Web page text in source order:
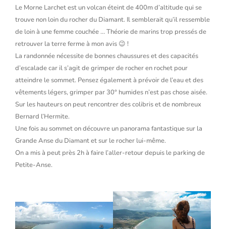
Le Morne Larchet est un volcan éteint de 400m d’altitude qui se
trouve non loin du rocher du Diamant. Il semblerait qu’il ressemble
de loin à une femme couchée … Théorie de marins trop pressés de
retrouver la terre ferme à mon avis 😉 !
La randonnée nécessite de bonnes chaussures et des capacités
d’escalade car il s’agit de grimper de rocher en rochet pour
atteindre le sommet. Pensez également à prévoir de l’eau et des
vêtements légers, grimper par 30° humides n’est pas chose aisée.
Sur les hauteurs on peut rencontrer des colibris et de nombreux
Bernard l’Hermite.
Une fois au sommet on découvre un panorama fantastique sur la
Grande Anse du Diamant et sur le rocher lui-même.
On a mis à peut près 2h à faire l’aller-retour depuis le parking de
Petite-Anse.